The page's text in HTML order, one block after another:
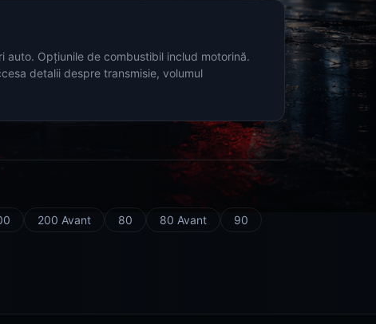
Opțiunile de combustibil includ motorină.
detalii despre transmisie, volumul
200 Avant 80 80 Avant
90